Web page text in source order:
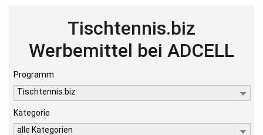
Tischtennis.biz
Werbemittel bei ADCELL
Programm
Tischtennis.biz
Kategorie
alle Kategorien